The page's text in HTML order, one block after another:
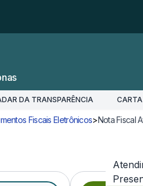
DA TRANSPARÊNCIA CARTA
Fiscais Eletrônicos>Nota Fiscal